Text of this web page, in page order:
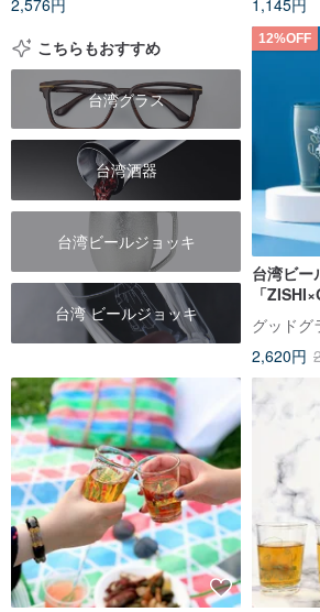
こちらもおすすめ
台湾グラス
台湾酒器
台湾ビールジョッキ
台湾 ビールジョッキ
12%OFF
台湾ビー
「
ル
2,620円